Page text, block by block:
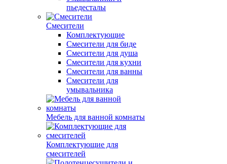
пьедесталы
Смесители
Комплектующие
Смесители для биде
Смесители для душа
Смесители для кухни
Смесители для ванны
Смесители для
умывальника
Мебель для ванной комнаты
Комплектующие для
смесителей